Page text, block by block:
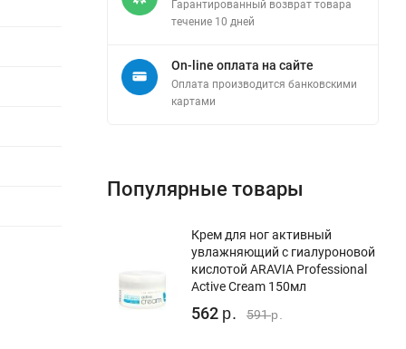
Гарантированный возврат товара
течение 10 дней
On-line оплата на сайте
Оплата производится банковскими
картами
Популярные товары
Крем для ног активный
увлажняющий с гиалуроновой
кислотой ARAVIA Professional
Active Cream 150мл
562 р. 591р.